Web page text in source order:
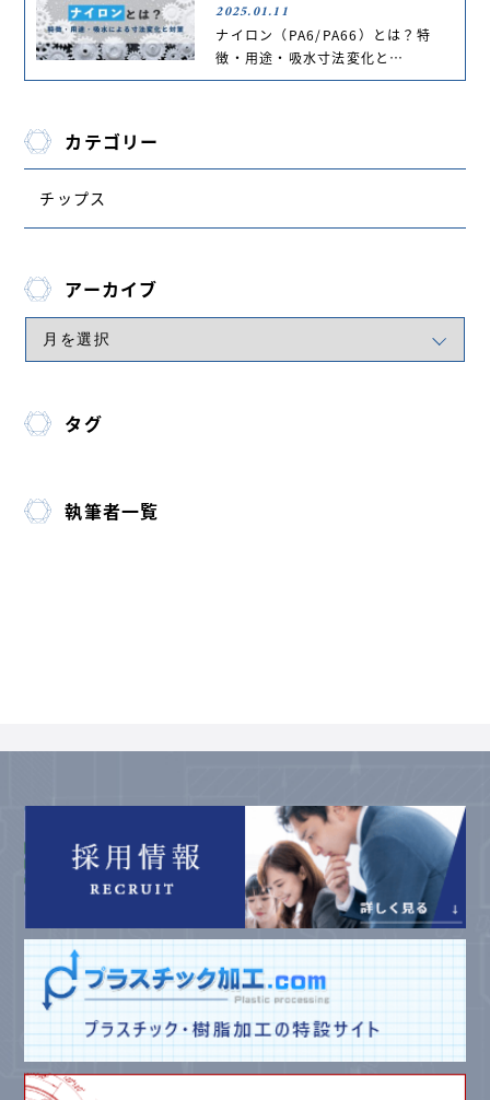
2025.01.11
ナイロン（PA6/PA66）とは？特
徴・用途・吸水寸法変化と…
カテゴリー
チップス
アーカイブ
タグ
執筆者一覧